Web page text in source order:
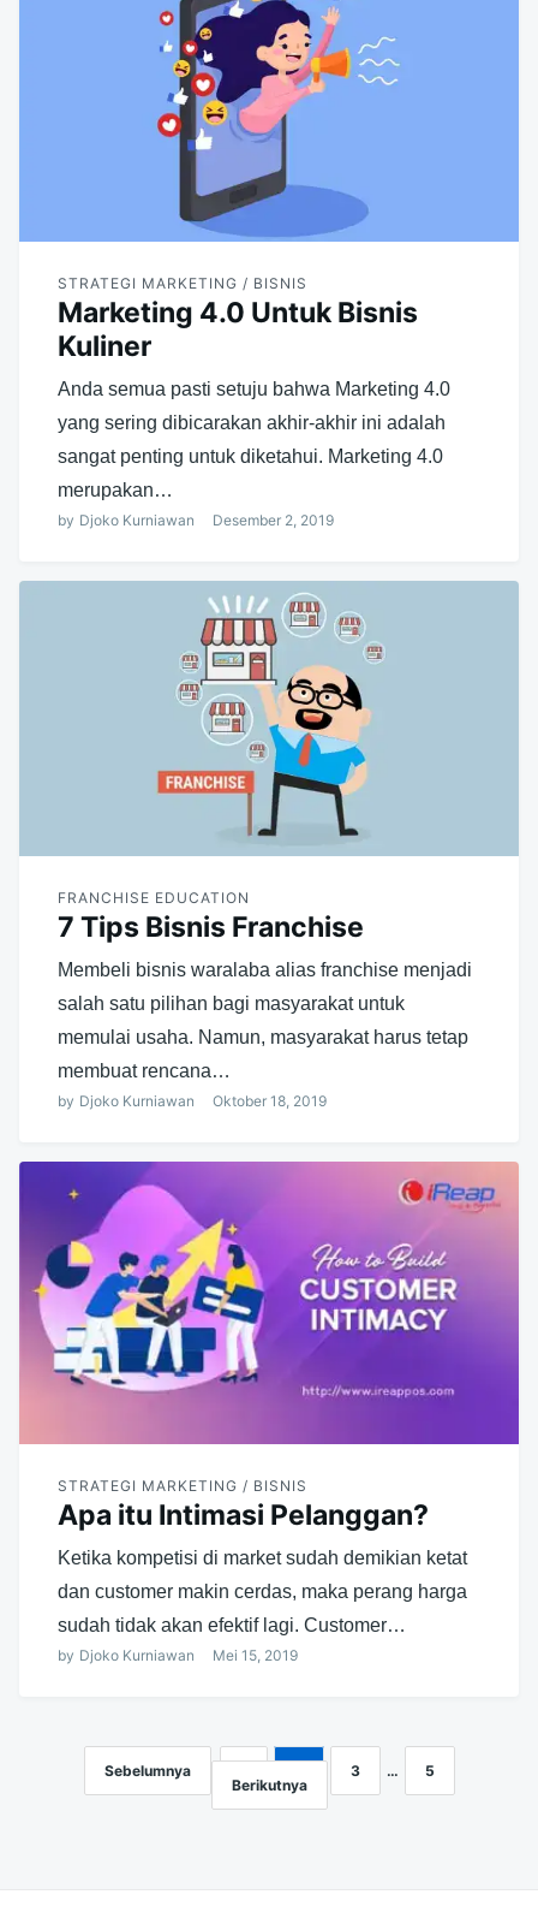
STRATEGI MARKETING / BISNIS
Marketing 4.0 Untuk Bisnis
Kuliner
Anda semua pasti setuju bahwa Marketing 4.0
yang sering dibicarakan akhir-akhir ini adalah
sangat penting untuk diketahui. Marketing 4.0
merupakan…
by Djoko Kurniawan Desember 2, 2019
FRANCHISE EDUCATION
7 Tips Bisnis Franchise
Membeli bisnis waralaba alias franchise menjadi
salah satu pilihan bagi masyarakat untuk
memulai usaha. Namun, masyarakat harus tetap
membuat rencana…
by Djoko Kurniawan Oktober 18, 2019
STRATEGI MARKETING / BISNIS
Apa itu Intimasi Pelanggan?
Ketika kompetisi di market sudah demikian ketat
dan customer makin cerdas, maka perang harga
sudah tidak akan efektif lagi. Customer…
by Djoko Kurniawan Mei 15, 2019
Navigasi
pos
Sebelumnya 3 …
5
Berikutnya